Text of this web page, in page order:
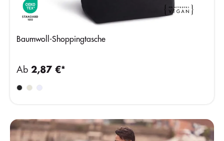
Baumwoll-Shoppingtasche
Ab 2,87 €*